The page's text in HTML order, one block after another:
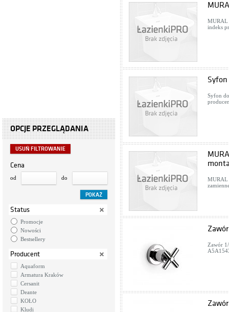
OPCJE PRZEGLĄDANIA
USUŃ FILTROWANIE
Cena
od do
Status
Promocje
Nowości
Bestsellery
Producent
Aquaform
Armatura Kraków
Cersanit
Deante
KOŁO
Kludi
MURAL
indeks
Syfon
MURAL
Zawór